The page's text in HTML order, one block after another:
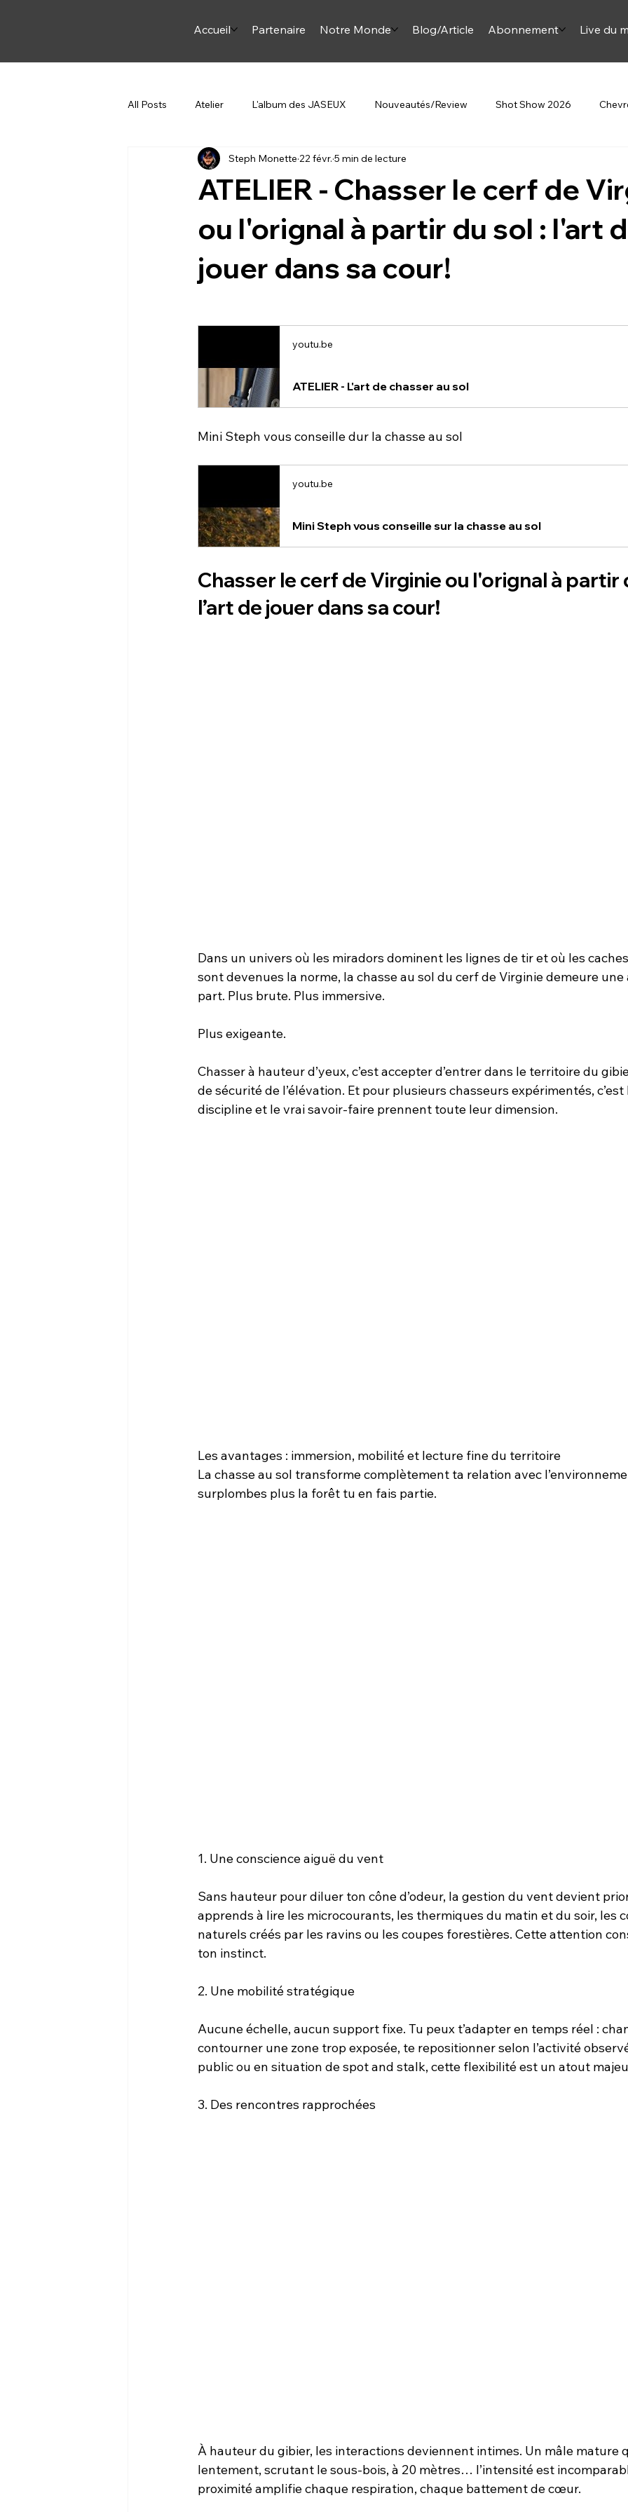
Accueil Partenaire Notre Monde Blog/Article Abonnement Live du
All Posts Atelier L'album des JASEUX Nouveautés/Review Shot Show 2026
Arme et Arc ON JASE Beretta Au Féminin
Pourquoi du comment sur la chasse
ATELIER - Chasser le cerf de
ou l'orignal à partir du sol : l'art
jouer dans sa cour!
Steph Monette 22 févr. 5 min de lecture
youtu.be
ATELIER - L'art de chasser au sol
Mini Steph vous conseille dur la chasse au sol
youtu.be
Mini Steph vous conseille sur la chasse au sol
Chasser le cerf de Virginie ou l'orignal à partir
l’art de jouer dans sa cour!
Dans un univers où les miradors dominent les lignes de tir et où les
sont devenues la norme, la chasse au sol du cerf de Virginie demeure une
part. Plus brute. Plus immersive.
Plus exigeante.
Chasser à hauteur d’yeux, c’est accepter d’entrer dans le territoire du
de sécurité de l’élévation. Et pour plusieurs chasseurs expérimentés, c’est
discipline et le vrai savoir-faire prennent toute leur dimension.
Les avantages : immersion, mobilité et lecture fine du territoire
La chasse au sol transforme complètement ta relation avec
surplombes plus la forêt tu en fais partie.
1. Une conscience aiguë du vent
Sans hauteur pour diluer ton cône d’odeur, la gestion du vent devient
apprends à lire les microcourants, les thermiques du matin et du soir, les
naturels créés par les ravins ou les coupes forestières. Cette attention
ton instinct.
2. Une mobilité stratégique
Aucune échelle, aucun support fixe. Tu peux t’adapter en temps réel :
contourner une zone trop exposée, te repositionner selon l’activité
public ou en situation de spot and stalk, cette flexibilité est un atout
3. Des rencontres rapprochées
À hauteur du gibier, les interactions deviennent intimes. Un mâle mature
lentement, scrutant le sous-bois, à 20 mètres… l’intensité est
proximité amplifie chaque respiration, chaque battement de cœur.